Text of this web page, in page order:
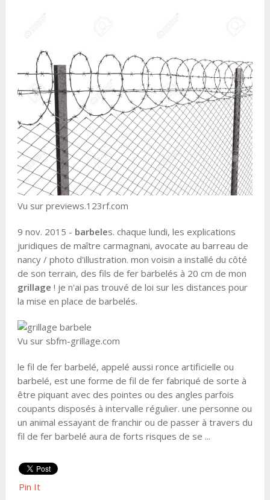
Vu sur previews.123rf.com
9 nov. 2015 - barbeles. chaque lundi, les explications
juridiques de maître carmagnani, avocate au barreau de
nancy / photo d'illustration. mon voisin a installé du côté
de son terrain, des fils de fer barbelés à 20 cm de mon
grillage ! je n'ai pas trouvé de loi sur les distances pour
la mise en place de barbelés.
Vu sur sbfm-grillage.com
le fil de fer barbelé, appelé aussi ronce artificielle ou
barbelé, est une forme de fil de fer fabriqué de sorte à
être piquant avec des pointes ou des angles parfois
coupants disposés à intervalle régulier. une personne ou
un animal essayant de franchir ou de passer à travers du
fil de fer barbelé aura de forts risques de se ...
Pin It